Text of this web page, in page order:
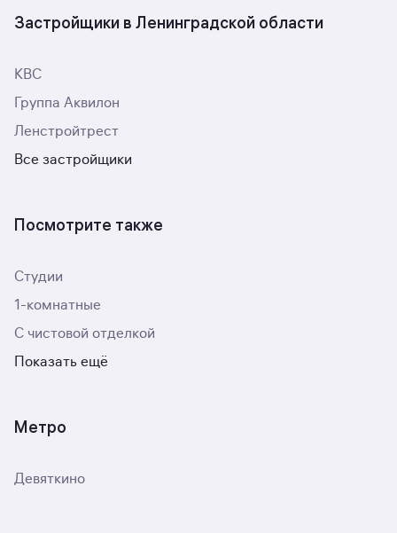
Застройщики в Ленинградской области
КВС
Группа Аквилон
Ленстройтрест
Все застройщики
Посмотрите также
Студии
1-комнатные
С чистовой отделкой
Показать ещё
Метро
Девяткино